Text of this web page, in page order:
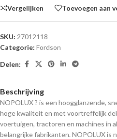
Vergelijken Toevoegen aan
SKU: 27012118
Categorie: Fordson
Delen:
Beschrijving
NOPOLUX ? is een hoogglanzende,
hoge kwaliteit en met voortreffelijk
voertuigen, tractoren en machines in
belangrijke fabrikanten. NOPOLUX is